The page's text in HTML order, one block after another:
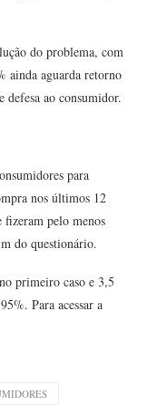
do problema, com
ainda aguarda retorno
defesa ao consumidor.
para
nos últimos 12
fizeram pelo menos
do questionário.
primeiro caso e 3,5
Para acessar a